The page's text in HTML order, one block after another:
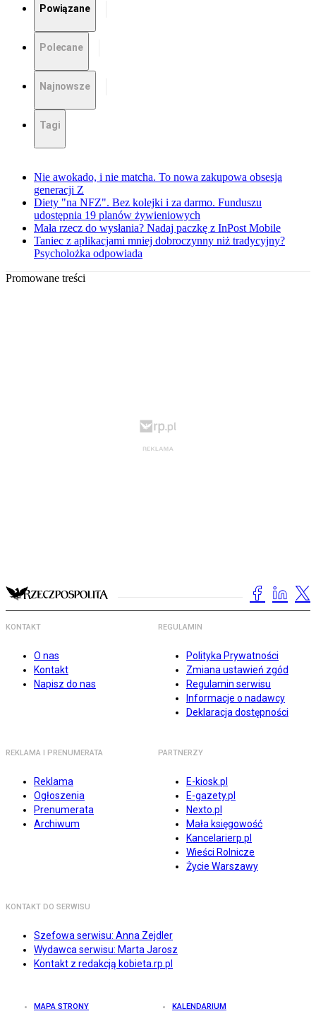
Powiązane
Polecane
Najnowsze
Tagi
Nie awokado, i nie matcha. To nowa zakupowa obsesja
generacji Z
Diety "na NFZ". Bez kolejki i za darmo. Funduszu
udostępnia 19 planów żywieniowych
Mała rzecz do wysłania? Nadaj paczkę z InPost Mobile
Taniec z aplikacjami mniej dobroczynny niż tradycyjny?
Psycholożka odpowiada
Promowane treści
KONTAKT
O nas
Kontakt
Napisz do nas
REGULAMIN
Polityka Prywatności
Zmiana ustawień zgód
Regulamin serwisu
Informacje o nadawcy
Deklaracja dostępności
REKLAMA I PRENUMERATA
Reklama
Ogłoszenia
Prenumerata
Archiwum
PARTNERZY
E-kiosk.pl
E-gazety.pl
Nexto.pl
Mała księgowość
Kancelarierp.pl
Wieści Rolnicze
Życie Warszawy
KONTAKT DO SERWISU
Szefowa serwisu: Anna Zejdler
Wydawca serwisu: Marta Jarosz
Kontakt z redakcją kobieta.rp.pl
MAPA STRONY KALENDARIUM